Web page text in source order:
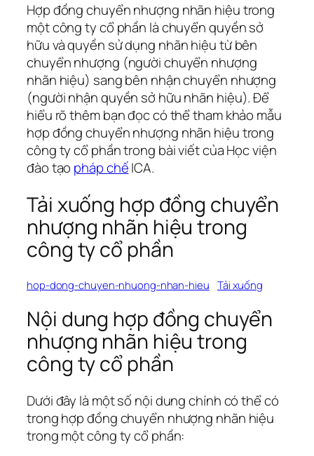
Hợp đồng chuyển nhượng nhãn hiệu trong
một công ty cổ phần là chuyển quyền sở
hữu và quyền sử dụng nhãn hiệu từ bên
chuyển nhượng (người chuyển nhượng
nhãn hiệu) sang bên nhận chuyển nhượng
(người nhận quyền sở hữu nhãn hiệu). Để
hiểu rõ thêm bạn đọc có thể tham khảo mẫu
hợp đồng chuyển nhượng nhãn hiệu trong
công ty cổ phần trong bài viết của Học viện
đào tạo pháp chếICA.
Tải xuống hợp đồng chuyển
nhượng nhãn hiệu trong
công ty cổ phần
hop-dong-chuyen-nhuong-nhan-hieu Tải xuống
Nội dung hợp đồng chuyển
nhượng nhãn hiệu trong
công ty cổ phần
Dưới đây là một số nội dung chính có thể có
trong hợp đồng chuyển nhượng nhãn hiệu
trong một công ty cổ phần: